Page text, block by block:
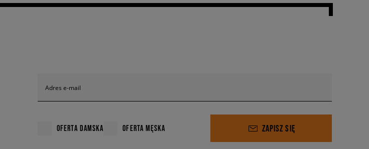
Adres e-mail
OFERTA DAMSKA OFERTA MĘSKA ZAPISZ SIĘ